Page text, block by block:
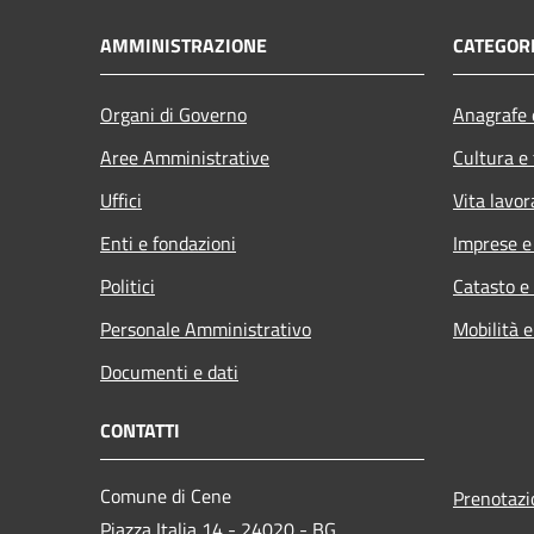
AMMINISTRAZIONE
Organi di Governo
Aree Amministrative
Uffici
Enti e fondazioni
Politici
Personale Amministrativo
Documenti e dati
Cultura
Vita
Imprese
Catasto
Mobilità
CONTATTI
Comune di Cene